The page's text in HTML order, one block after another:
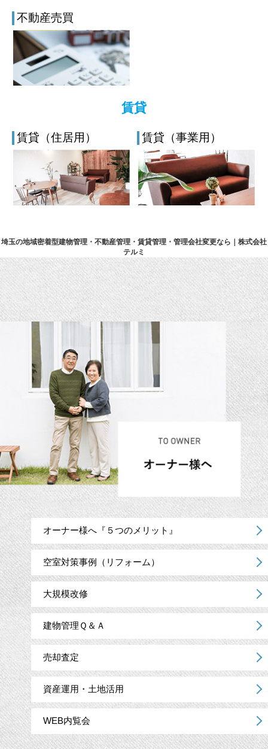
不動産売買
賃貸
賃貸（住居用） 賃貸（事業用）
埼玉の地域密着型建物管理・不動産管理・賃貸管理・管理会社変更なら｜株式会社
テルミ
オーナー様へ『５つのメリット』
空室対策事例（リフォーム）
大規模改修
建物管理Ｑ＆Ａ
売却査定
資産運用・土地活用
WEB内覧会